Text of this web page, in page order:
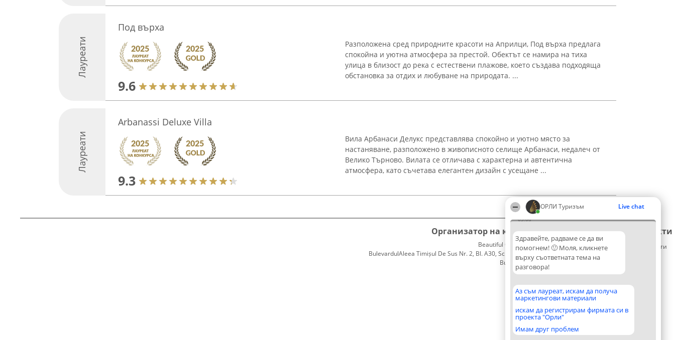
ОРЛИ Туризъм Live chat
03:08
Здравейте, радваме се да ви
помогнем! 🙂 Моля, кликнете
върху съответната тема на
разговора!
Аз съм лауреат, искам да получа
маркетингови материали
искам да регистрирам фирмата си в
проекта "Орли"
Имам друг проблем
Лауреати
Под върха
9.6
Разположена сред природните красоти на Априлци, Под върха предлага
спокойна и уютна атмосфера за престой. Обектът се намира на тиха
улица в близост до река с естествени плажове, което създава подходяща
обстановка за отдих и любуване на природата. ...
Лауреати
Arbanassi Deluxe Villa
9.3
Вила Арбанаси Делукс представлява спокойно и уютно място за
настаняване, разположено в живописното селище Арбанаси, недалеч от
Велико Търново. Вилата се отличава с характерна и автентична
атмосфера, като съчетава елегантен дизайн с усещане ...
Организатор на класиране
Beautiful Company S.R.L.
BulevardulAleea Timișul De Sus Nr. 2, Bl. A30, Sc. A, Et. 4, Ap. 13
București 53-238
CUI 36737675
Класация
Победители
Списък
на
Правила
Статут/
Устав
Политика
поверителност
Контакти
Контакти